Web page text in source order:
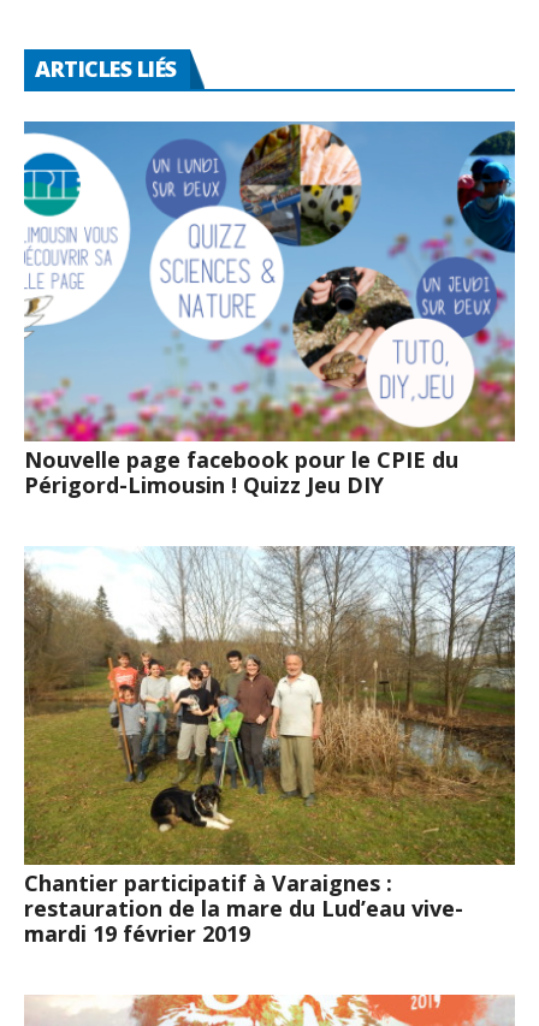
ARTICLES LIÉS
Nouvelle page facebook pour le CPIE du
Périgord-Limousin ! Quizz Jeu DIY
Chantier participatif à Varaignes :
restauration de la mare du Lud’eau vive-
mardi 19 février 2019